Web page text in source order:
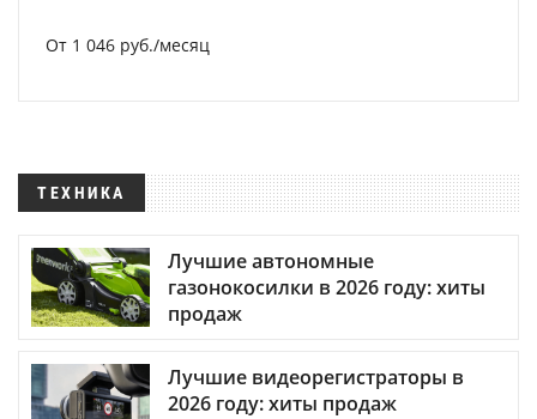
От 1 046 руб./месяц
ТЕХНИКА
Лучшие автономные
газонокосилки в 2026 году: хиты
продаж
Лучшие видеорегистраторы в
2026 году: хиты продаж